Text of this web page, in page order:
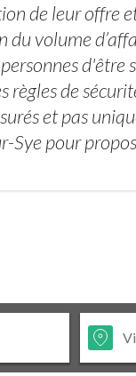
de leur offre
volume
règles de
et pas
Sye pour